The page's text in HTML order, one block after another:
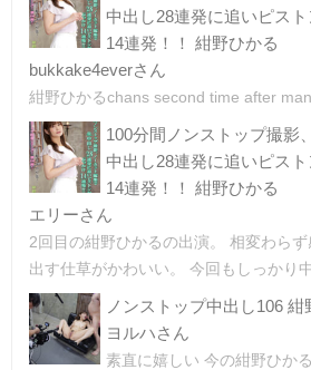
中出し28連発に追いピス
14連発！！ 紺野ひかる
bukkake4everさん
紺野ひかるchans second time after
100分間ノンストップ撮影
中出し28連発に追いピス
14連発！！ 紺野ひかる
エリーさん
2回目の紺野ひかるの出演。 相変わら
出す仕草がかわいい。 今回もしっかり中
ノンストップ中出し106
ヨルハさん
素直に嬉しい 今の紺野ひか